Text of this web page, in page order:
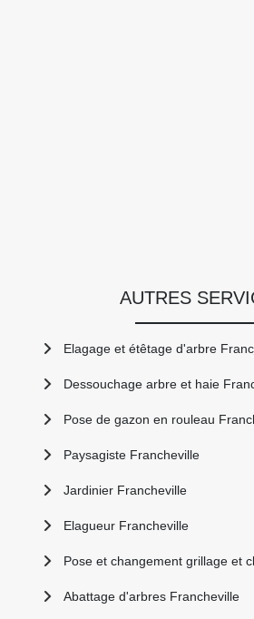
AUTRES
Elagage et étêtage d'arbre
Dessouchage arbre et haie
Pose de gazon en rouleau
Paysagiste Francheville
Jardinier Francheville
Elagueur Francheville
Pose et changement grillage et
Abattage d'arbres Francheville